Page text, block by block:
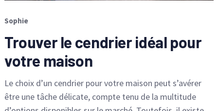
Sophie
Trouver le cendrier idéal pour
votre maison
Le choix d’un cendrier pour votre maison peut s’avérer
être une tâche délicate, compte tenu de la multitude